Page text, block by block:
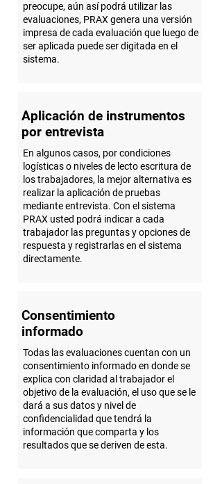
preocupe, aún así podrá utilizar las
evaluaciones, PRAX genera una versión
impresa de cada evaluación que luego de
ser aplicada puede ser digitada en el
sistema.
Aplicación de instrumentos
por entrevista
En algunos casos, por condiciones
logísticas o niveles de lecto escritura de
los trabajadores, la mejor alternativa es
realizar la aplicación de pruebas
mediante entrevista. Con el sistema
PRAX usted podrá indicar a cada
trabajador las preguntas y opciones de
respuesta y registrarlas en el sistema
directamente.
Consentimiento
informado
Todas las evaluaciones cuentan con un
consentimiento informado en donde se
explica con claridad al trabajador el
objetivo de la evaluación, el uso que se le
dará a sus datos y nivel de
confidencialidad que tendrá la
información que comparta y los
resultados que se deriven de esta.